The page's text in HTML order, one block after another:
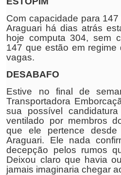
Com capacidade para
Araguari há dias atrás
hoje computa 304, sem
147 que estão em regime
vagas.
DESABAFO
Estive no final de
Transportadora
sua possível
ventilado por membros
que ele pertence
Araguari. Ele nada
decepção pelos rumos
Deixou claro que havia
jamais imaginaria chegar